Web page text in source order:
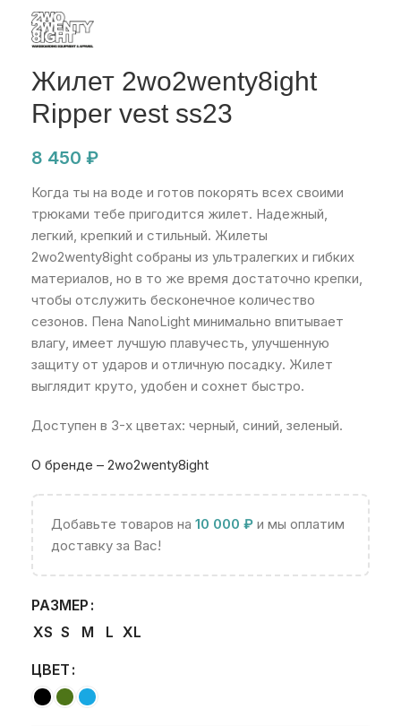
Жилет 2wo2wenty8ight
Ripper vest ss23
8 450 ₽
Когда ты на воде и готов покорять всех своими
трюками тебе пригодится жилет. Надежный,
легкий, крепкий и стильный. Жилеты
2wo2wenty8ight собраны из ультралегких и гибких
материалов, но в то же время достаточно крепки,
чтобы отслужить бесконечное количество
сезонов. Пена NanoLight минимально впитывает
влагу, имеет лучшую плавучесть, улучшенную
защиту от ударов и отличную посадку. Жилет
выглядит круто, удобен и сохнет быстро.
Доступен в 3-х цветах: черный, синий, зеленый.
О бренде – 2wo2wenty8ight
Добавьте товаров на 10 000 ₽ и мы оплатим
доставку за Вас!
РАЗМЕР
XS S M L XL
ЦВЕТ